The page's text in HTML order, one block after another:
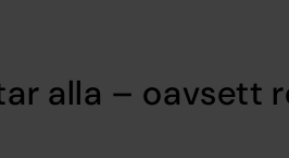
alla – oavsett